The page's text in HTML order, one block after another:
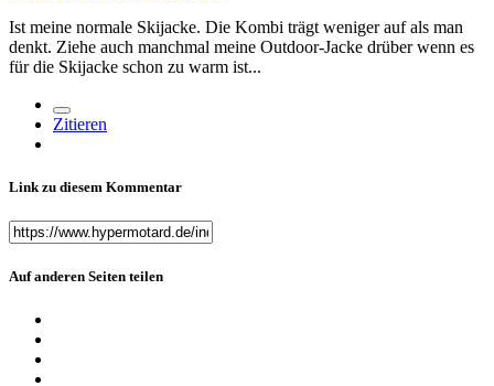
Ist meine normale Skijacke. Die Kombi trägt weniger auf als man
denkt. Ziehe auch manchmal meine Outdoor-Jacke drüber wenn es
für die Skijacke schon zu warm ist...
Zitieren
Link zu diesem Kommentar
Auf anderen Seiten teilen